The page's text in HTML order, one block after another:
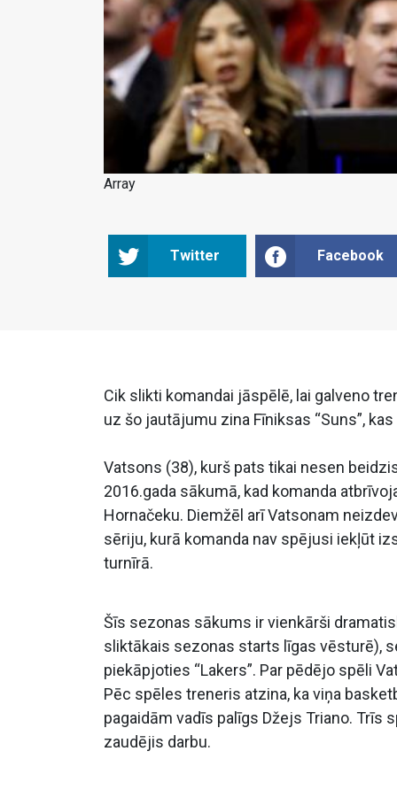
Array
Twitter Facebook
Cik slikti komandai jāspēlē, lai galveno
uz šo jautājumu zina Fīniksas “Suns”,
Vatsons (38), kurš pats tikai nesen
2016.gada sākumā, kad komanda
Hornačeku. Diemžēl arī Vatsonam
sēriju, kurā komanda nav spējusi iekļūt
turnīrā.
Šīs sezonas sākums ir vienkārši
sliktākais sezonas starts līgas vēsturē),
piekāpjoties “Lakers”. Par pēdējo spēli
Pēc spēles treneris atzina, ka viņa
pagaidām vadīs palīgs Džejs Triano. Trīs
zaudējis darbu.